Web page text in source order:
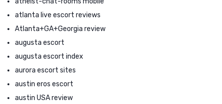
atlanta live escort reviews
Atlanta+GA+Georgia review
augusta escort
augusta escort index
aurora escort sites
austin eros escort
austin USA review